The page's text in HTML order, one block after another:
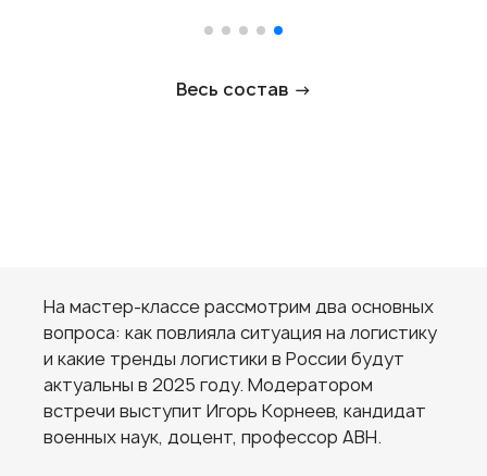
Весь состав →
На мастер-классе рассмотрим два основных
вопроса: как повлияла ситуация на логистику
и какие тренды логистики в России будут
актуальны в 2025 году. Модератором
встречи выступит Игорь Корнеев, кандидат
военных наук, доцент, профессор АВН.